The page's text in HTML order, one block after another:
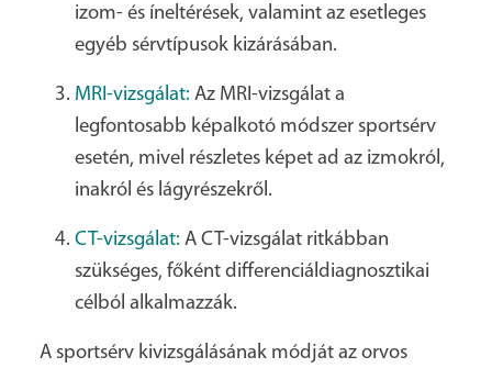
izom- és íneltérések, valamint az esetleges
egyéb sérvtípusok kizárásában.
MRI-vizsgálat: Az MRI-vizsgálat a
legfontosabb képalkotó módszer sportsérv
esetén, mivel részletes képet ad az izmokról,
inakról és lágyrészekről.
CT-vizsgálat: A CT-vizsgálat ritkábban
szükséges, főként differenciáldiagnosztikai
célból alkalmazzák.
A sportsérv kivizsgálásának módját az orvos